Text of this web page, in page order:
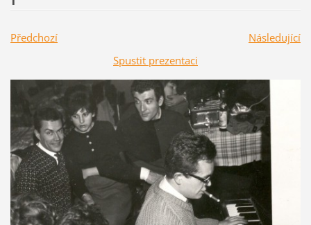
Předchozí
Následující
Spustit prezentaci